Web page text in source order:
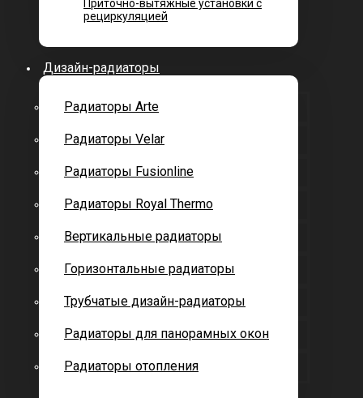
Приточно-вытяжные установки с
рециркуляцией
Дизайн-радиаторы
Радиаторы Arte
Радиаторы Velar
Радиаторы Fusionline
Радиаторы Royal Thermo
Вертикальные радиаторы
Горизонтальные радиаторы
Трубчатые дизайн-радиаторы
Радиаторы для панорамных окон
Радиаторы отопления